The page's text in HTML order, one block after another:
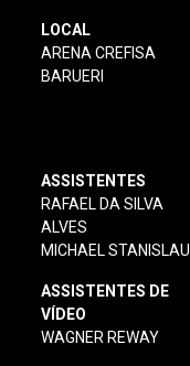
LOCAL
ARENA CREFISA
BARUERI
ASSISTENTES
RAFAEL DA SILVA
ALVES
MICHAEL STANISLAU
ASSISTENTES DE
VÍDEO
WAGNER REWAY